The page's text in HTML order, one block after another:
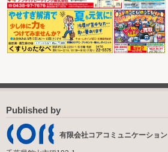
Published by
有限会社コアコミュニケーション